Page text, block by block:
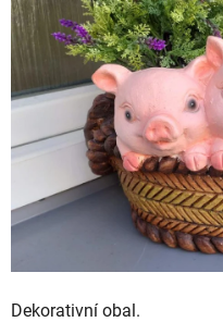
Dekorativní obal.
z
5
hvězdiček.